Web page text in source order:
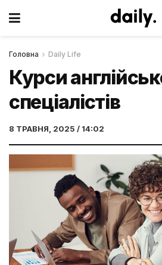
Головна Daily Life
Курси
спеціалістів
8 ТРАВНЯ, 2025 / 14:02